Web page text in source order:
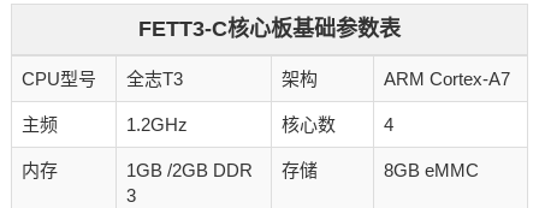
FETT3-C核心板基础参数表
CPU型号 全志T3 架构 ARM Cortex-A7
主频 1.2GHz 核心数 4
内存
1GB /2GB DDR
3
存储 8GB eMMC